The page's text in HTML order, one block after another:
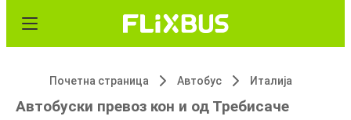
Почетна страница Автобус Италија
Автобуски превоз кон и од Требисаче